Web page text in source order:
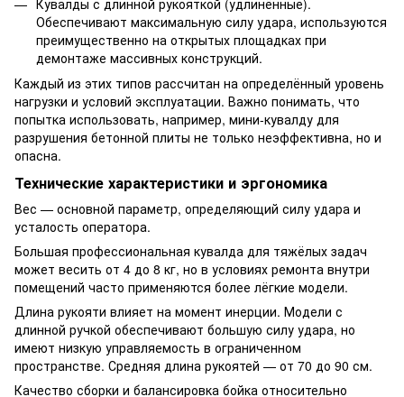
Обеспечивают максимальную силу удара, используются
преимущественно на открытых площадках при
демонтаже массивных конструкций.
Каждый из этих типов рассчитан на определённый уровень
нагрузки и условий эксплуатации. Важно понимать, что
попытка использовать, например, мини-кувалду для
разрушения бетонной плиты не только неэффективна, но и
опасна.
Технические характеристики и эргономика
Вес — основной параметр, определяющий силу удара и
усталость оператора.
Большая профессиональная кувалда для тяжёлых задач
может весить от 4 до 8 кг, но в условиях ремонта внутри
помещений часто применяются более лёгкие модели.
Длина рукояти влияет на момент инерции. Модели с
длинной ручкой обеспечивают большую силу удара, но
имеют низкую управляемость в ограниченном
пространстве. Средняя длина рукоятей — от 70 до 90 см.
Качество сборки и балансировка бойка относительно